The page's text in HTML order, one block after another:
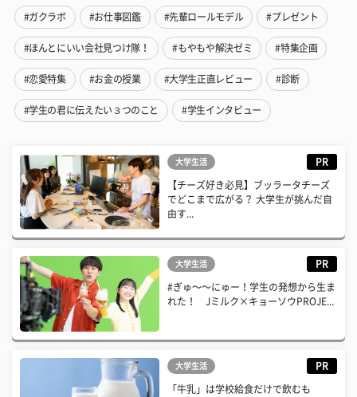
#ガクラボ #お仕事図鑑 #先輩ロールモデル #プレゼント
#ほんとにいい会社見つけ隊！ #もやもや解決ゼミ #特集企画
#恋愛特集 #お金の授業 #大学生正直レビュー #診断
#学生の君に伝えたい３つのこと #学生インタビュー
大学生活 PR
【チーズ好き必見】ブッラータチーズ
でどこまで広がる？ 大学生が挑んだ自
由す...
大学生活 PR
#ぎゅ〜〜にゅー！学生の発想から生ま
れた！ Jミルク×キョーソウPROJE...
大学生活 PR
「牛乳」は学校給食だけで飲むも